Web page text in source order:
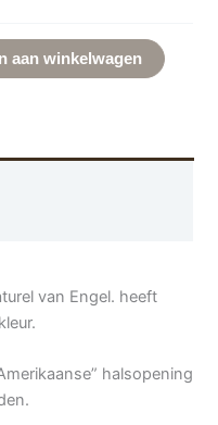
aan winkelwagen
van Engel. heeft
halsopening